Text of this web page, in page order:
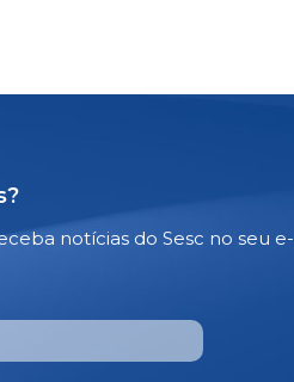
notícias do Sesc no seu e-